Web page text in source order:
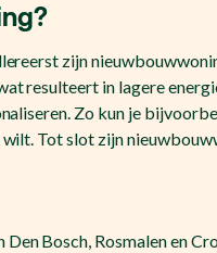
zijn
resulteert in lagere
Zo kun je
Tot slot zijn
Bosch, Rosmalen en